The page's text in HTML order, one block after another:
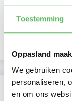
Toestemming
Oppasland
We gebruiken
personaliseren,
en om ons
Middag
Namiddag
Nacht
Activiteit